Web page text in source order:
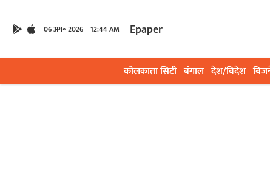
06 अग॰ 2026 12:44 AM Epaper
कोलकाता सिटी बंगाल देश/विदेश